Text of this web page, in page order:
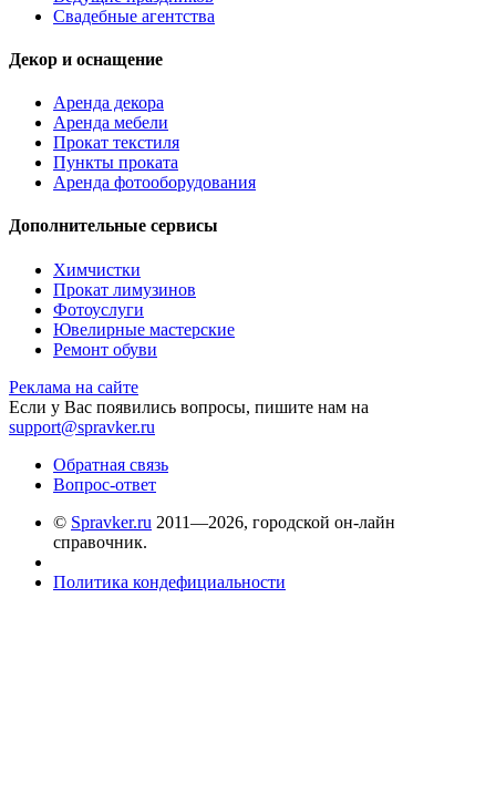
Свадебные агентства
Декор и оснащение
Аренда декора
Аренда мебели
Прокат текстиля
Пункты проката
Аренда фотооборудования
Дополнительные сервисы
Химчистки
Прокат лимузинов
Фотоуслуги
Ювелирные мастерские
Ремонт обуви
Реклама на сайте
Если у Вас появились вопросы, пишите нам на
support@spravker.ru
Обратная связь
Вопрос-ответ
© Spravker.ru 2011—2026, городской он-лайн
справочник.
Политика кондефициальности